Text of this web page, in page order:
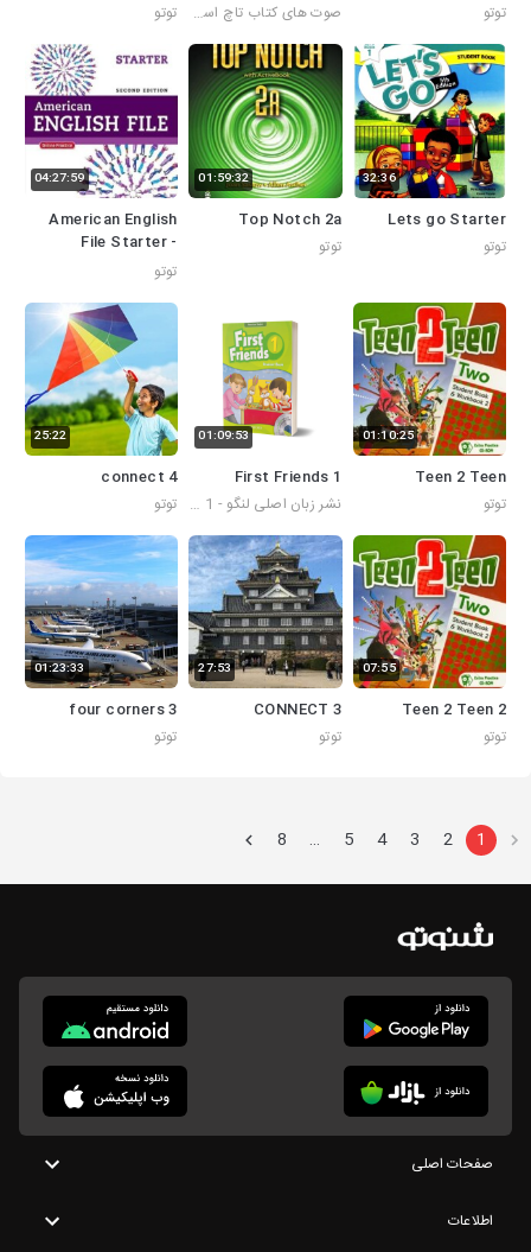
توتو
صوت های کتاب تاچ استون 2
توتو
32:36
Lets go Starter
توتو
01:59:32
Top Notch 2a
توتو
04:27:59
American English
File Starter -
Student Book
توتو
01:10:25
Teen 2 Teen
توتو
01:09:53
First Friends 1
نشر زبان اصلی لنگو - First Friends 1
25:22
connect 4
توتو
07:55
Teen 2 Teen 2
توتو
27:53
CONNECT 3
توتو
01:23:33
four corners 3
توتو
1
2
3
4
5
…
8
صفحات اصلی
اطلاعات